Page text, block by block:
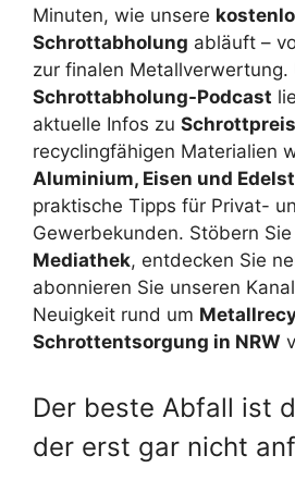
Minuten, wie unsere
Schrottabholung abläuft –
zur finalen Metallverwertung.
Schrottabholung-Podcast
aktuelle Infos zu
recyclingfähigen Materialien
Aluminium, Eisen und
praktische Tipps für Privat-
Gewerbekunden. Stöbern
Mediathek, entdecken Sie
abonnieren Sie unseren
Neuigkeit rund um
Schrottentsorgung in NRW
Der beste Abfall ist
der erst gar nicht